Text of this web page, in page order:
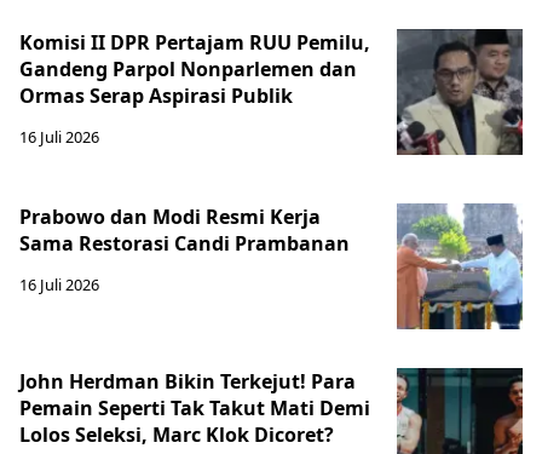
Komisi II DPR Pertajam RUU Pemilu,
Gandeng Parpol Nonparlemen dan
Ormas Serap Aspirasi Publik
16 Juli 2026
Prabowo dan Modi Resmi Kerja
Sama Restorasi Candi Prambanan
16 Juli 2026
John Herdman Bikin Terkejut! Para
Pemain Seperti Tak Takut Mati Demi
Lolos Seleksi, Marc Klok Dicoret?